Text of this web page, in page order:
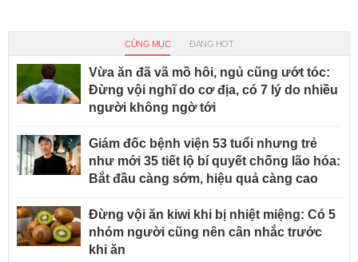
CÙNG MỤC ĐANG HOT
Vừa ăn đã vã mồ hôi, ngủ cũng ướt tóc:
Đừng vội nghĩ do cơ địa, có 7 lý do nhiều
người không ngờ tới
Giám đốc bệnh viện 53 tuổi nhưng trẻ
như mới 35 tiết lộ bí quyết chống lão hóa:
Bắt đầu càng sớm, hiệu quả càng cao
Đừng vội ăn kiwi khi bị nhiệt miệng: Có 5
nhóm người cũng nên cân nhắc trước
khi ăn